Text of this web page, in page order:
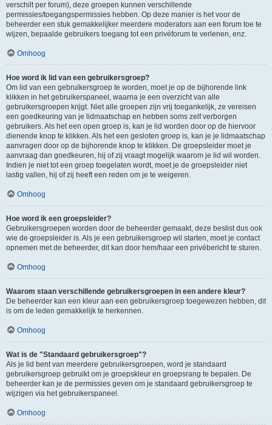
verschilt per forum), deze groepen kunnen verschillende
permissies/toegangspermissies hebben. Op deze manier is het voor de
beheerder een stuk gemakkelijker meerdere moderators aan een forum toe te
wijzen, bepaalde gebruikers toegang tot een privéforum te verlenen, enz.
Omhoog
Hoe word ik lid van een gebruikersgroep?
Om lid van een gebruikersgroep te worden, moet je op de bijhorende link
klikken in het gebruikerspaneel, waarna je een overzicht van alle
gebruikersgroepen krijgt. Niet alle groepen zijn vrij toegankelijk, ze vereisen
een goedkeuring van je lidmaatschap en hebben soms zelf verborgen
gebruikers. Als het een open groep is, kan je lid worden door op de hiervoor
dienende knop te klikken. Als het een gesloten groep is, kan je je lidmaatschap
aanvragen door op de bijhorende knop te klikken. De groepsleider moet je
aanvraag dan goedkeuren, hij of zij vraagt mogelijk waarom je lid wil worden.
Indien je niet tot een groep toegelaten wordt, moet je de groepsleider niet
lastig vallen, hij of zij heeft een reden om je te weigeren.
Omhoog
Hoe word ik een groepsleider?
Gebruikersgroepen worden door de beheerder gemaakt, deze beslist dus ook
wie de groepsleider is. Als je een gebruikersgroep wil starten, moet je contact
opnemen met de beheerder, dit kan door hem/haar een privébericht te sturen.
Omhoog
Waarom staan verschillende gebruikersgroepen in een andere kleur?
De beheerder kan een kleur aan een gebruikersgroep toegewezen hebben, dit
is om de leden gemakkelijk te herkennen.
Omhoog
Wat is de "Standaard gebruikersgroep"?
Als je lid bent van meerdere gebruikersgroepen, word je standaard
gebruikersgroep gebruikt om je groepskleur en groepsrang te bepalen. De
beheerder kan je de permissies geven om je standaard gebruikersgroep te
wijzigen via het gebruikerspaneel.
Omhoog